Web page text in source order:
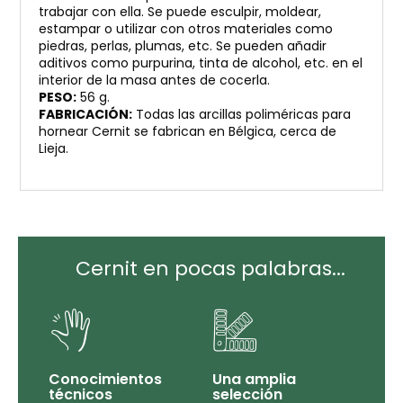
trabajar con ella. Se puede esculpir, moldear,
estampar o utilizar con otros materiales como
piedras, perlas, plumas, etc. Se pueden añadir
aditivos como purpurina, tinta de alcohol, etc. en el
interior de la masa antes de cocerla.
PESO: 56 g.
FABRICACIÓN: Todas las arcillas poliméricas para
hornear Cernit se fabrican en Bélgica, cerca de
Lieja.
Cernit en pocas palabras...
Conocimientos
técnicos
Una amplia
selección